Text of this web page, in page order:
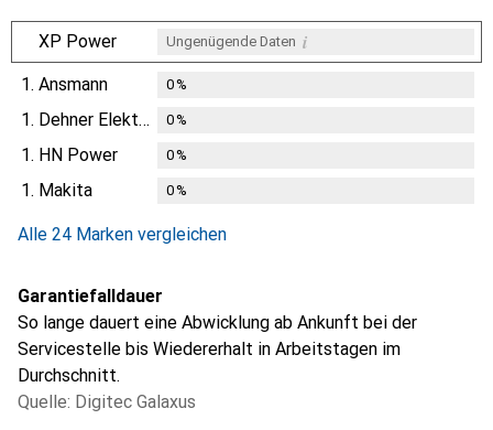
XP Power Ungenügende Daten i
1. Ansmann 0%
1. Dehner Elektronik 0%
1. HN Power 0%
1. Makita 0%
Alle 24 Marken vergleichen
Garantiefalldauer
So lange dauert eine Abwicklung ab Ankunft bei der
Servicestelle bis Wiedererhalt in Arbeitstagen im
Durchschnitt.
Quelle: Digitec Galaxus